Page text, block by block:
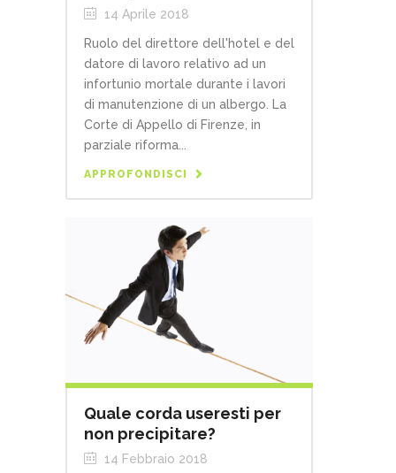
14 Aprile 2018
Ruolo del direttore dell'hotel e del
datore di lavoro relativo ad un
infortunio mortale durante i lavori
di manutenzione di un albergo. La
Corte di Appello di Firenze, in
parziale riforma...
APPROFONDISCI
Quale corda useresti per
non precipitare?
14 Febbraio 2018